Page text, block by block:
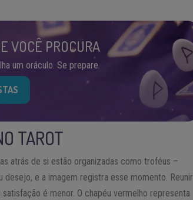
VOCÊ PROCURA
um oráculo. Se prepare.
TAROT
atrás de si estão organizadas como troféus –
e a imagem registra esse momento. Reunir
é menor. O chapéu vermelho representa